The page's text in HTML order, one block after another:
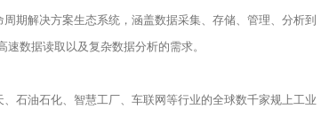
期解决方案生态系统，涵盖数据采集、存储、管理、分析到
数据读取以及复杂数据分析的需求。
石油石化、智慧工厂、车联网等行业的全球数千家规上工业